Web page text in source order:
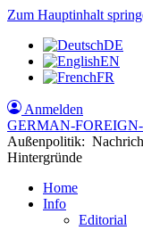
Zum Hauptinhalt
DE
EN
FR
Anmelden
GERMAN-
Außenpolitik:
Hintergründe
Home
Info
Editorial